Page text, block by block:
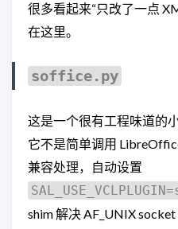
很多看起来“只改了一点
在这里。
soffice.py
这是一个很有工程味道的小
它不是简单调用
兼容处理，自动设置
shim 解决 AF_UNIX socket